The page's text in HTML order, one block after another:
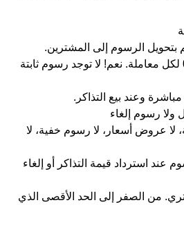
الرسوم إلى المشترين.
لكل معاملة. نعم! لا توجد رسوم ثابتة
وعند بيع التذاكر.
ولا رسوم إلغاء
لا عروض أسعار، لا رسوم خفية، لا
استرداد قيمة التذاكر أو إلغاء
من الصفر إلى الحد الأقصى الذي